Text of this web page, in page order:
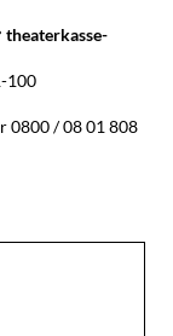
theaterkasse-
100
0800 / 08 01 808